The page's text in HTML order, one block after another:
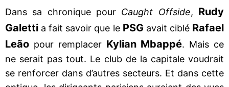
Dans sa chronique pour Caught Offside, Rudy
Galetti a fait savoir que le PSGavait ciblé Rafael
Leão pour remplacer Kylian Mbappé. Mais ce
ne serait pas tout. Le club de la capitale voudrait
se renforcer dans d’autres secteurs. Et dans cette